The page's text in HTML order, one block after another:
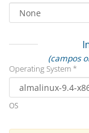
(campos
Operating System *
OS